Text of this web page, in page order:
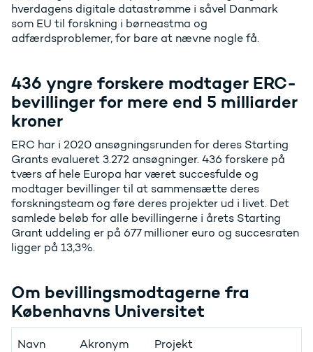
hverdagens digitale datastrømme i såvel Danmark
som EU til forskning i børneastma og
adfærdsproblemer, for bare at nævne nogle få.
436 yngre forskere modtager ERC-
bevillinger for mere end 5 milliarder
kroner
ERC har i 2020 ansøgningsrunden for deres Starting
Grants evalueret 3.272 ansøgninger. 436 forskere på
tværs af hele Europa har været succesfulde og
modtager bevillinger til at sammensætte deres
forskningsteam og føre deres projekter ud i livet. Det
samlede beløb for alle bevillingerne i årets Starting
Grant uddeling er på 677 millioner euro og succesraten
ligger på 13,3%.
Om bevillingsmodtagerne fra
Københavns Universitet
Navn Akronym Projekt